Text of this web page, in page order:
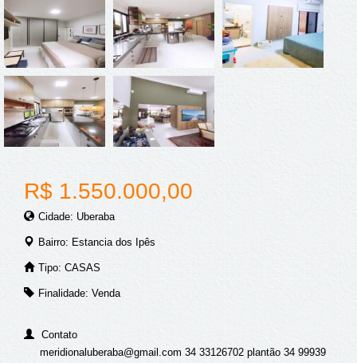
R$ 1.550.000,00
Cidade: Uberaba
Bairro: Estancia dos Ipês
Tipo: CASAS
Finalidade: Venda
Contato
meridionaluberaba@gmail.com 34 33126702 plantão 34 99939